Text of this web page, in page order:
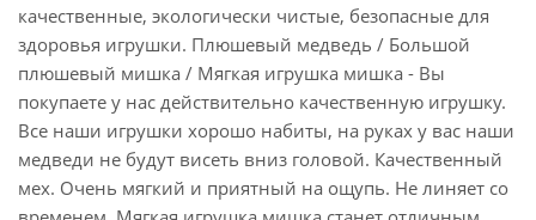
качественные, экологически чистые, безопасные для
здоровья игрушки. Плюшевый медведь / Большой
плюшевый мишка / Мягкая игрушка мишка - Вы
покупаете у нас действительно качественную игрушку.
Все наши игрушки хорошо набиты, на руках у вас наши
медведи не будут висеть вниз головой. Качественный
мех. Очень мягкий и приятный на ощупь. Не линяет со